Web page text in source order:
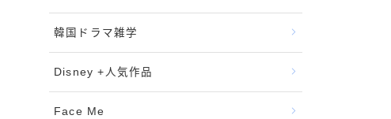
韓国ドラマ雑学
Disney +人気作品
Face Me